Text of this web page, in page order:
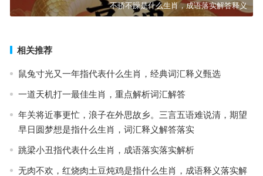
不骄不躁是什么生肖，成语落实解答释义
相关推荐
鼠兔寸光又一年指代表什么生肖，经典词汇释义甄选
一道天机打一最佳生肖，重点解析词汇解答
年关将近事更忙，浪子在外思故乡。三言五语难说清，期望
早日圆梦想是指什么生肖，词汇释义解答落实
跳梁小丑指代表什么生肖，成语落实落实解析
无肉不欢，红烧肉土豆炖鸡是指什么生肖，成语释义落实解